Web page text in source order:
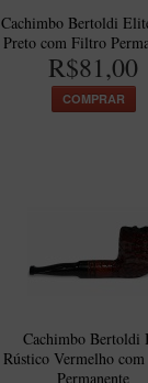
Cachimbo Bertoldi
Preto com Filtro
R$81,00
COMPRAR
Cachimbo Bertoldi
Rústico Vermelho
Permanente